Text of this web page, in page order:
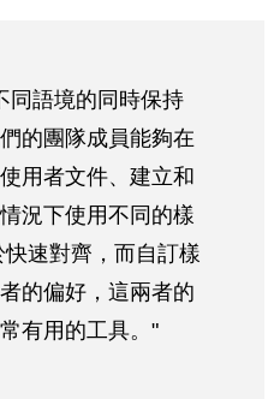
同語境的同時保持
的團隊成員能夠在
用者文件、建立和
況下使用不同的樣
速對齊，而自訂樣
的偏好，這兩者的
有用的工具。"